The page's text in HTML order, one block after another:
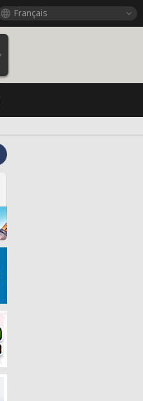
Français